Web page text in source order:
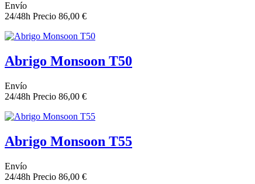
Envío
24/48h Precio 86,00 €
Abrigo Monsoon T50
Envío
24/48h Precio 86,00 €
Abrigo Monsoon T55
Envío
24/48h Precio 86,00 €